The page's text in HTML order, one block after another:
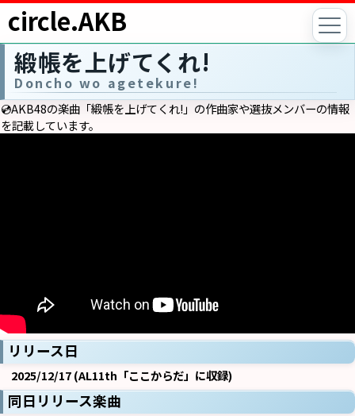
circle.AKB
緞帳を上げてくれ!
Doncho wo agetekure!
💿AKB48の楽曲「緞帳を上げてくれ!」の作曲家や選抜メンバーの情報
を記載しています。
リリース日
2025/12/17 (AL11th「ここからだ」に収録)
同日リリース楽曲